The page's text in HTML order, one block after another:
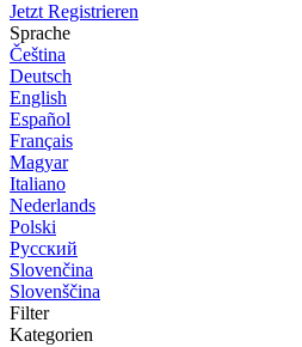
Jetzt Registrieren
Sprache
Čeština
Deutsch
English
Español
Français
Magyar
Italiano
Nederlands
Polski
Русский
Slovenčina
Slovenščina
Filter
Kategorien